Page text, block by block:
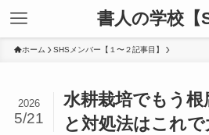
書人の学校【
ホーム SHSメンバー【１〜２記事目】
水耕栽培でもう
と対処法はこれ
2026
5/21